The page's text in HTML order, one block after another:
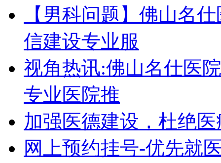
【男科问题】佛山名
信建设专业服
视角热讯:佛山名仕医
专业医院推
加强医德建设，杜绝
网上预约挂号-优先就